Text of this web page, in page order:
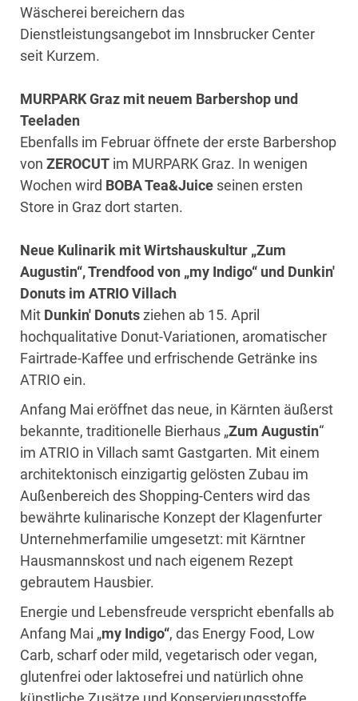
Wäscherei bereichern das
Dienstleistungsangebot im Innsbrucker Center
seit Kurzem.
MURPARK Graz mit neuem Barbershop und
Teeladen
Ebenfalls im Februar öffnete der erste Barbershop
von ZEROCUT im MURPARK Graz. In wenigen
Wochen wird BOBA Tea&Juice seinen ersten
Store in Graz dort starten.
Neue Kulinarik mit Wirtshauskultur „Zum
Augustin“, Trendfood von „my Indigo“ und Dunkin'
Donuts im ATRIO Villach
Mit Dunkin' Donutsziehen ab 15. April
hochqualitative Donut-Variationen, aromatischer
Fairtrade-Kaffee und erfrischende Getränke ins
ATRIO ein.
Anfang Mai eröffnet das neue, in Kärnten äußerst
bekannte, traditionelle Bierhaus „Zum Augustin“
im ATRIO in Villach samt Gastgarten. Mit einem
architektonisch einzigartig gelösten Zubau im
Außenbereich des Shopping-Centers wird das
bewährte kulinarische Konzept der Klagenfurter
Unternehmerfamilie umgesetzt: mit Kärntner
Hausmannskost und nach eigenem Rezept
gebrautem Hausbier.
Energie und Lebensfreude verspricht ebenfalls ab
Anfang Mai „my Indigo“, das Energy Food, Low
Carb, scharf oder mild, vegetarisch oder vegan,
glutenfrei oder laktosefrei und natürlich ohne